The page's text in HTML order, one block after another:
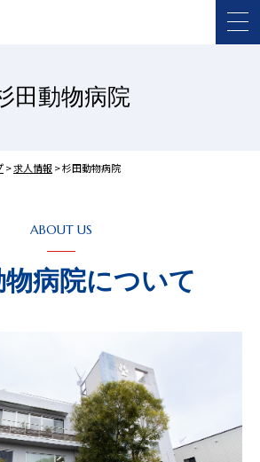
田動物病院
>求人情報>杉田動物病院
ABOUT US
病院について